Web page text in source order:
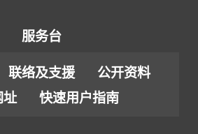
服务台
联络及支援
公开资料
址
快速用户指南